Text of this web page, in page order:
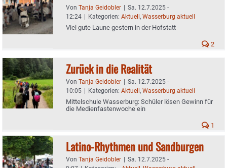
Von Tanja Geidobler | Sa. 12.7.2025 -
12:24 | Kategorien: Aktuell, Wasserburg aktuell
Viel gute Laune gestern in der Hofstatt
2
Zurück in die Realität
Von Tanja Geidobler | Sa. 12.7.2025 -
10:05 | Kategorien: Aktuell, Wasserburg aktuell
Mittelschule Wasserburg: Schüler lösen Gewinn für
die Medienfastenwoche ein
1
Latino-Rhythmen und Sandburgen
Von Tanja Geidobler | Sa. 12.7.2025 -